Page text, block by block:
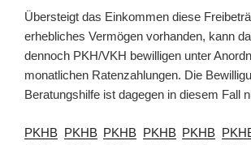
Übersteigt das Einkommen diese
erhebliches Vermögen vorhanden, kann
dennoch PKH/VKH bewilligen unter
monatlichen Ratenzahlungen. Die
Beratungshilfe ist dagegen in diesem Fall
PKHB PKHB PKHB PKHB PKHB